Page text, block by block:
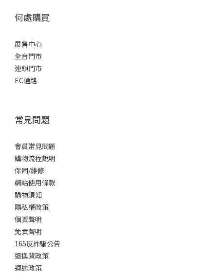
何處購買
展售中心
全台門市
連鎖門市
EC通路
常見問題
會員常見問題
購物流程說明
保固/維修
網站使用條款
購物須知
隱私權政策
個資聲明
免責聲明
165反詐騙公告
退換貨政策
運送政策